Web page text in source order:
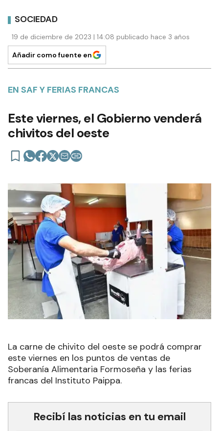
SOCIEDAD
19 de diciembre de 2023 | 14:08 publicado hace 3 años
Añadir como fuente en
EN SAF Y FERIAS FRANCAS
Este viernes, el Gobierno venderá
chivitos del oeste
La carne de chivito del oeste se podrá comprar
este viernes en los puntos de ventas de
Soberanía Alimentaria Formoseña y las ferias
francas del Instituto Paippa.
Recibí las noticias en tu email